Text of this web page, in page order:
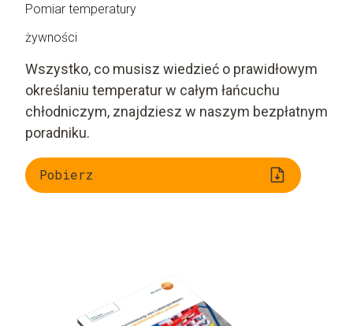
Pomiar temperatury
żywności
Wszystko, co musisz wiedzieć o prawidłowym
określaniu temperatur w całym łańcuchu
chłodniczym, znajdziesz w naszym bezpłatnym
poradniku.
Pobierz